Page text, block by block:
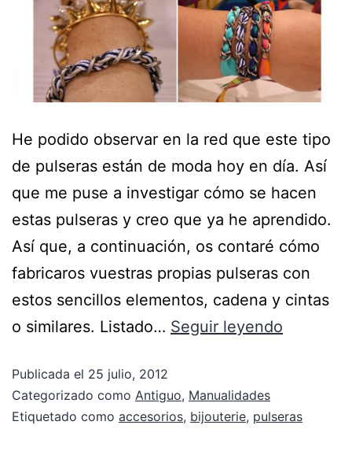
He podido observar en la red que este tipo
de pulseras están de moda hoy en día. Así
que me puse a investigar cómo se hacen
estas pulseras y creo que ya he aprendido.
Así que, a continuación, os contaré cómo
fabricaros vuestras propias pulseras con
estos sencillos elementos, cadena y cintas
o similares. Listado… Seguir leyendo
Publicada el 25 julio, 2012
Categorizado como Antiguo, Manualidades
Etiquetado como accesorios, bijouterie, pulseras